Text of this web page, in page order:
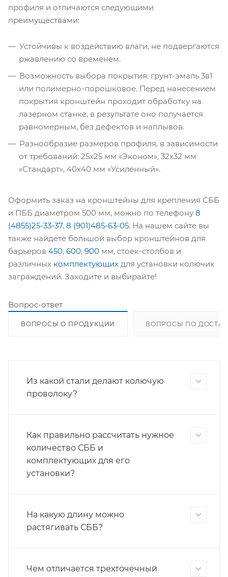
профиля и отличаются следующими
преимуществами:
Устойчивы к воздействию влаги, не подвергаются
ржавлению со временем.
Возможность выбора покрытия: грунт-эмаль 3в1
или полимерно-порошковое. Перед нанесением
покрытия кронштейн проходит обработку на
лазерном станке, в результате оно получается
равномерным, без дефектов и наплывов.
Разнообразие размеров профиля, в зависимости
от требований: 25х25 мм «Эконом», 32х32 мм
«Стандарт», 40х40 мм «Усиленный».
Оформить заказ на кронштейны для крепления СББ
и ПББ диаметром 500 мм, можно по телефону 8
(4855)25-33-37, 8 (901)485-63-05. На нашем сайте вы
также найдете большой выбор кронштейнов для
барьеров 450, 600, 900 мм, стоек-столбов и
различных комплектующих для установки колючих
заграждений. Заходите и выбирайте!
Вопрос-ответ
ВОПРОСЫ О ПРОДУКЦИИ ВОПРОСЫ ПО
Из какой стали делают колючую
проволоку?
Как правильно рассчитать нужное
количество СББ и
комплектующих для его
установки?
На какую длину можно
растягивать СББ?
Чем отличается трехточечный